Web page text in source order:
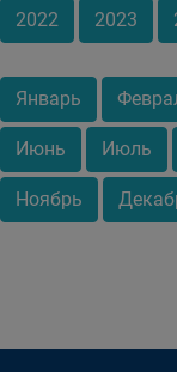
2022 2023
Январь
Июнь Июль
Ноябрь